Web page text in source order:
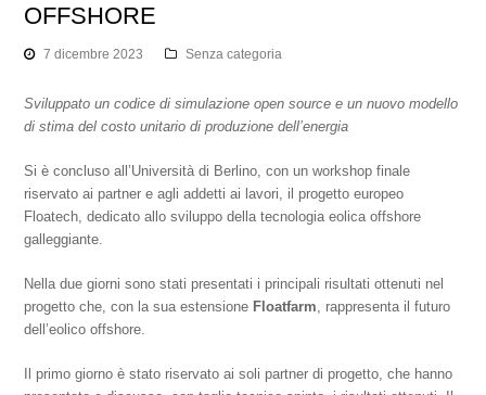
OFFSHORE
7 dicembre 2023 Senza categoria
Sviluppato un codice di simulazione open source e un nuovo modello
di stima del costo unitario di produzione dell’energia
Si è concluso all’Università di Berlino, con un workshop finale
riservato ai partner e agli addetti ai lavori, il progetto europeo
Floatech, dedicato allo sviluppo della tecnologia eolica offshore
galleggiante.
Nella due giorni sono stati presentati i principali risultati ottenuti nel
progetto che, con la sua estensione Floatfarm , rappresenta il futuro
dell’eolico offshore.
Il primo giorno è stato riservato ai soli partner di progetto, che hanno